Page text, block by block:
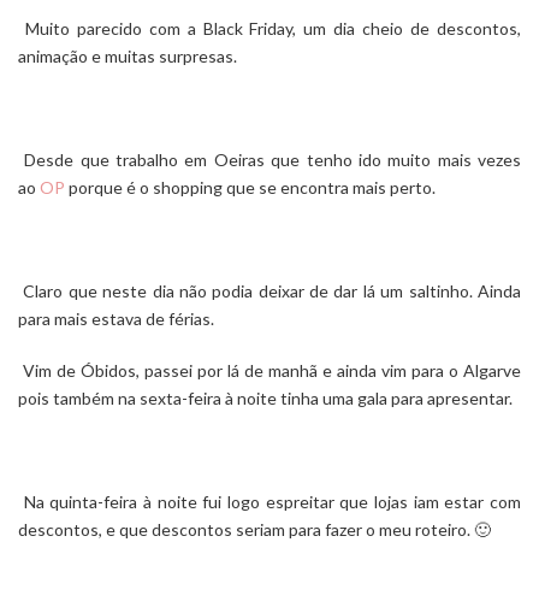
Muito parecido com a Black Friday, um dia cheio de descontos,
animação e muitas surpresas.
Desde que trabalho em Oeiras que tenho ido muito mais vezes
ao OP porque é o shopping que se encontra mais perto.
Claro que neste dia não podia deixar de dar lá um saltinho. Ainda
para mais estava de férias.
Vim de Óbidos, passei por lá de manhã e ainda vim para o Algarve
pois também na sexta-feira à noite tinha uma gala para apresentar.
Na quinta-feira à noite fui logo espreitar que lojas iam estar com
descontos, e que descontos seriam para fazer o meu roteiro. 🙂